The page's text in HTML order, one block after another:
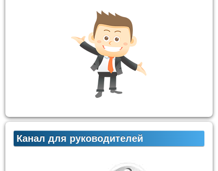
Канал для руководителей